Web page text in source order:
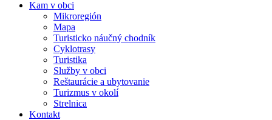
Kam v obci
Mikroregión
Mapa
Turisticko náučný chodník
Cyklotrasy
Turistika
Služby v obci
Reštaurácie a ubytovanie
Turizmus v okolí
Strelnica
Kontakt